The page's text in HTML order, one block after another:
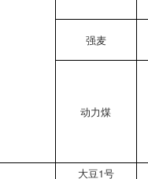
强麦
动力煤
大豆1号